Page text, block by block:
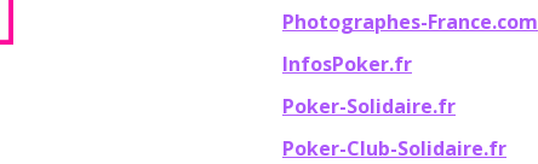
Photographes-France.com
InfosPoker.fr
Poker-Solidaire.fr
Poker-Club-Solidaire.fr